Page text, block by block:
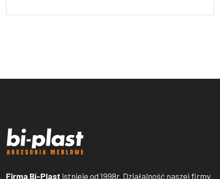
Firma Bi-Plast istnieje od 1998r. Działalność naszej firmy